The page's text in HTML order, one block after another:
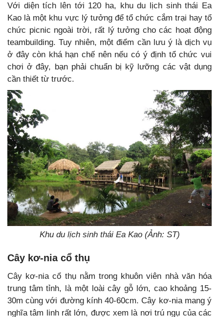
Với diện tích lên tới 120 ha, khu du lịch sinh thái Ea
Kao là một khu vực lý tưởng để tổ chức cắm trại hay tổ
chức picnic ngoài trời, rất lý tưởng cho các hoạt động
teambuilding. Tuy nhiên, một điểm cần lưu ý là dịch vụ
ở đây còn khá hạn chế nên nếu có ý định tổ chức vui
chơi ở đây, bạn phải chuẩn bị kỹ lưỡng các vật dụng
cần thiết từ trước.
Khu du lịch sinh thái Ea Kao (Ảnh: ST)
Cây kơ-nia cổ thụ
Cây kơ-nia cổ thụ nằm trong khuôn viên nhà văn hóa
trung tâm tỉnh, là một loài cây gỗ lớn, cao khoảng 15-
30m cùng với đường kính 40-60cm. Cây kơ-nia mang ý
nghĩa tâm linh rất lớn, được xem là nơi trú ngụ của các